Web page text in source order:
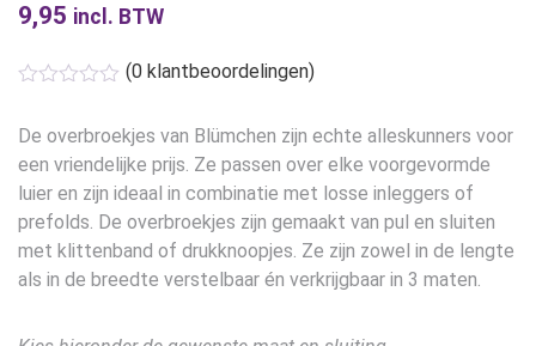
9,95 incl. BTW
(0 klantbeoordelingen)
De overbroekjes van Blümchen zijn echte alleskunners voor
een vriendelijke prijs. Ze passen over elke voorgevormde
luier en zijn ideaal in combinatie met losse inleggers of
prefolds. De overbroekjes zijn gemaakt van pul en sluiten
met klittenband of drukknoopjes. Ze zijn zowel in de lengte
als in de breedte verstelbaar én verkrijgbaar in 3 maten.